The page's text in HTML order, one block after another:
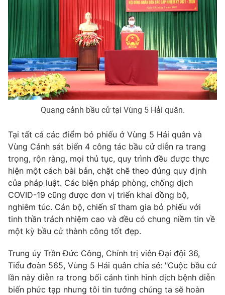
Sản phẩm
Thị trường
Tư vấn
Lịch phát sóng
Chuyên mục khác
Emagazine Podcast
Infographic
Video Shorts video
VTV Money VTV Thể thao
VTV Sức khoẻ Bất động sản
Thị trường 24h Tấm lòng Việt
VTV4 Vươn mình bằng AI
VTV9 VTV8
Quang cảnh bầu cử tại Vùng 5 Hải quân.
Tại tất cả các điểm bỏ phiếu ở Vùng 5 Hải quân và
Vùng Cảnh sát biển 4 công tác bầu cử diễn ra trang
trọng, rộn ràng, mọi thủ tục, quy trình đều được thực
hiện một cách bài bản, chặt chẽ theo đúng quy định
của pháp luật. Các biện pháp phòng, chống dịch
COVID-19 cũng được đơn vị triển khai đồng bộ,
nghiêm túc. Cán bộ, chiến sĩ tham gia bỏ phiếu với
tinh thần trách nhiệm cao và đều có chung niềm tin về
một kỳ bầu cử thành công tốt đẹp.
Trung úy Trần Đức Công, Chính trị viên Đại đội 36,
Tiểu đoàn 565, Vùng 5 Hải quân chia sẻ: "Cuộc bầu cử
lần này diễn ra trong bối cảnh tình hình dịch bệnh diễn
biến phức tạp nhưng tôi tin tưởng chúng ta sẽ hoàn